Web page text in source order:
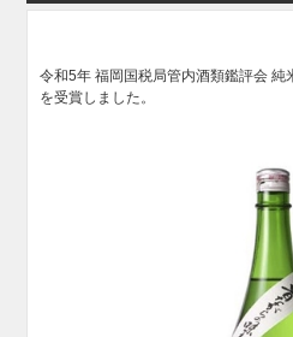
令和5年 福岡国税局管内酒類鑑評会 純
を受賞しました。